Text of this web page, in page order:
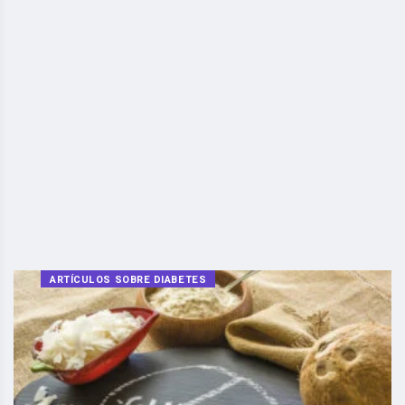
ARTÍCULOS SOBRE DIABETES